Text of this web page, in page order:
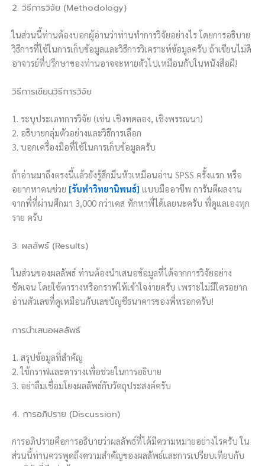
2. วิธีการวิจัย (Methodology)
ในส่วนนี้ท่านต้องบอกผู้อ่านว่าท่านทำการวิจัยอย่างไร โดยการอธิบาย
วิธีการที่ใช้ในการเก็บข้อมูลและวิธีการวิเคราะห์ข้อมูลครับ ถ้าเขียนไม่ดี
อาจารย์ที่ปรึกษาของท่านอาจจะหายตัวไปเหมือนกับในหนังสือผี!
วิธีการเขียนวิธีการวิจัย
1. ระบุประเภทการวิจัย (เช่น เชิงทดลอง, เชิงพรรณนา)
2. อธิบายกลุ่มตัวอย่างและวิธีการเลือก
3. บอกเครื่องมือที่ใช้ในการเก็บข้อมูลครับ
ถ้าอ่านมาถึงตรงนี้แล้วยังรู้สึกมึนหัวเหมือนอ่าน SPSS ครั้งแรก หรือ
อยากหาคนช่วย [รับทำวิทยานิพนธ์] แบบมืออาชีพ การันตีผลงาน
จากพี่ที่ผ่านศึกมา 3,000 กว่าเคส ทักหาพี่ได้เลยนะครับ พี่ดูแลเองทุก
ราย ครับ
3. ผลลัพธ์ (Results)
ในส่วนของผลลัพธ์ ท่านต้องนำเสนอข้อมูลที่ได้จากการวิจัยอย่าง
ชัดเจน โดยใช้ตารางหรือกราฟให้เข้าใจง่ายครับ เพราะไม่มีใครอยาก
อ่านตัวเลขที่ดูเหมือนกับเลขบัญชีธนาคารของพี่หรอกครับ!
การนำเสนอผลลัพธ์
1. สรุปข้อมูลที่สำคัญ
2. ใช้กราฟและตารางเพื่อช่วยในการอธิบาย
3. อย่าลืมเชื่อมโยงผลลัพธ์กับวัตถุประสงค์ครับ
4. การอภิปราย (Discussion)
การอภิปรายคือการอธิบายว่าผลลัพธ์ที่ได้มีความหมายอย่างไรครับ ใน
ส่วนนี้ท่านควรพูดถึงความสำคัญของผลลัพธ์และการเปรียบเทียบกับ